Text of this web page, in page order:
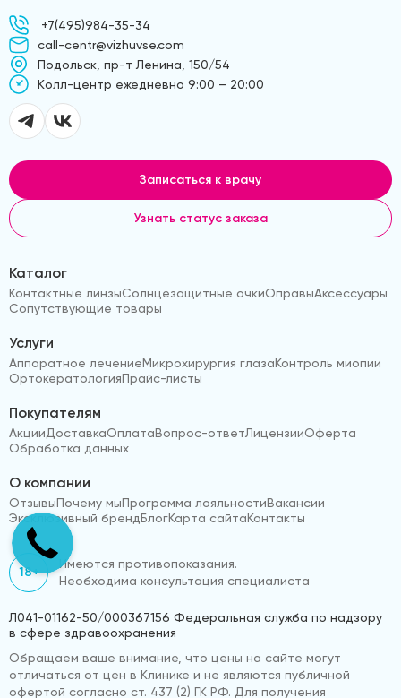
+7(495)984-35-34
call-centr@vizhuvse.com
Подольск, пр-т Ленина, 150/54
Kолл-центр ежедневно 9:00 – 20:00
Записаться к врачу
Узнать статус заказа
Каталог
Контактные линзыСолнцезащитные очкиОправыАксессуары
Сопутствующие товары
Услуги
Аппаратное лечениеМикрохирургия глазаКонтроль миопии
ОртокератологияПрайс-листы
Покупателям
АкцииДоставкаОплатаВопрос-ответЛицензииОферта
Обработка данных
О компании
ОтзывыПочему мыПрограмма лояльностиВакансии
Эксклюзивный брендБлогКарта сайтаКонтакты
18+
Имеются противопоказания.
Необходима консультация специалиста
Л041-01162-50/000367156 Федеральная служба по надзору
в сфере здравоохранения
Обращаем ваше внимание, что цены на сайте могут
отличаться от цен в Клинике и не являются публичной
офертой согласно ст. 437 (2) ГК РФ. Для получения